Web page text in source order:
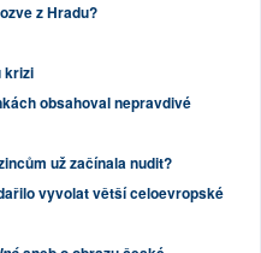
z Hradu?
krizi
obsahoval nepravdivé
už začínala nudit?
vyvolat větší celoevropské